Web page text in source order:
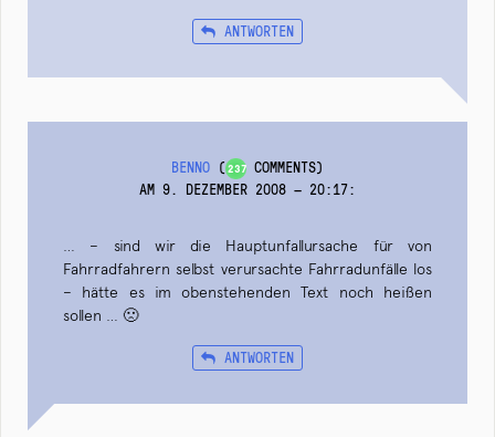
ANTWORTEN
BENNO (237 COMMENTS)
AM 9. DEZEMBER 2008 — 20:17:
… – sind wir die Hauptunfallursache für von
Fahrradfahrern selbst verursachte Fahrradunfälle los
– hätte es im obenstehenden Text noch heißen
sollen … 🙁
ANTWORTEN